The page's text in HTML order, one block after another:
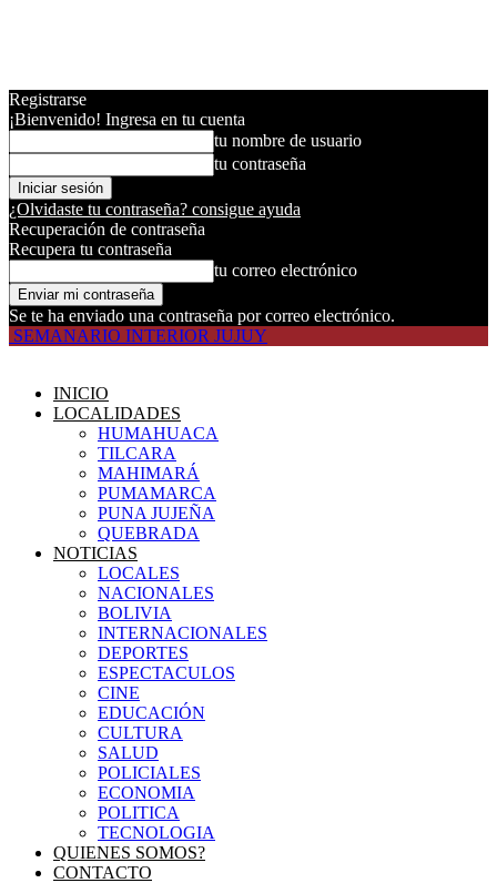
Registrarse
¡Bienvenido! Ingresa en tu cuenta
tu nombre de usuario
tu contraseña
¿Olvidaste tu contraseña? consigue ayuda
Recuperación de contraseña
Recupera tu contraseña
tu correo electrónico
Se te ha enviado una contraseña por correo electrónico.
SEMANARIO INTERIOR JUJUY
INICIO
LOCALIDADES
HUMAHUACA
TILCARA
MAHIMARÁ
PUMAMARCA
PUNA JUJEÑA
QUEBRADA
NOTICIAS
LOCALES
NACIONALES
BOLIVIA
INTERNACIONALES
DEPORTES
ESPECTACULOS
CINE
EDUCACIÓN
CULTURA
SALUD
POLICIALES
ECONOMIA
POLITICA
TECNOLOGIA
QUIENES SOMOS?
CONTACTO